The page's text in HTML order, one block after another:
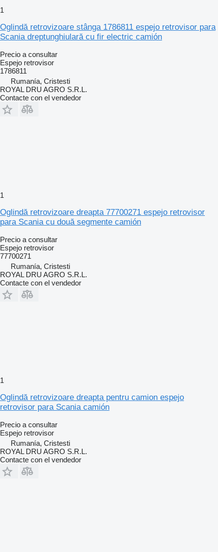
1
Oglindă retrovizoare stânga 1786811 espejo retrovisor para
Scania dreptunghiulară cu fir electric camión
Precio a consultar
Espejo retrovisor
1786811
Rumanía, Cristesti
ROYAL DRU AGRO S.R.L.
Contacte con el vendedor
1
Oglindă retrovizoare dreapta 77700271 espejo retrovisor
para Scania cu două segmente camión
Precio a consultar
Espejo retrovisor
77700271
Rumanía, Cristesti
ROYAL DRU AGRO S.R.L.
Contacte con el vendedor
1
Oglindă retrovizoare dreapta pentru camion espejo
retrovisor para Scania camión
Precio a consultar
Espejo retrovisor
Rumanía, Cristesti
ROYAL DRU AGRO S.R.L.
Contacte con el vendedor